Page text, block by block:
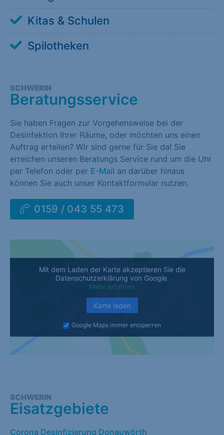
Kitas & Schulen
Spilotheken
SCHWERIN
Beratungsservice
Sie haben Fragen zur Vorgehensweise bei der
Desinfektion Ihrer Räume, oder möchten uns einen
Auftrag erteilen? Wir sind gerne für Sie da! Sie
erreichen unseren Beratungs Service rund um die Uhr
per Telefon oder per E-Mail an darüber hinaus
können Sie auch unser Kontaktformular nutzen.
0159 / 043 55 473
Mit dem Laden der Karte akzeptieren Sie die
Datenschutzerklärung von Google.
Mehr erfahren
Karte laden
Google Maps immer entsperren
SCHWERIN
Eisatzgebiete
Corona Desinfizierung Donauwörth